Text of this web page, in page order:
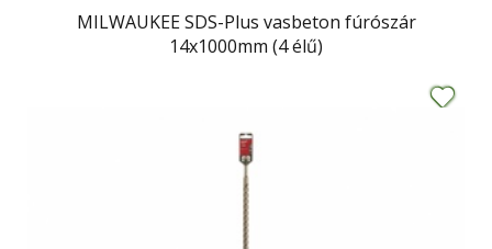
MILWAUKEE SDS-Plus vasbeton fúrószár
14x1000mm (4 élű)